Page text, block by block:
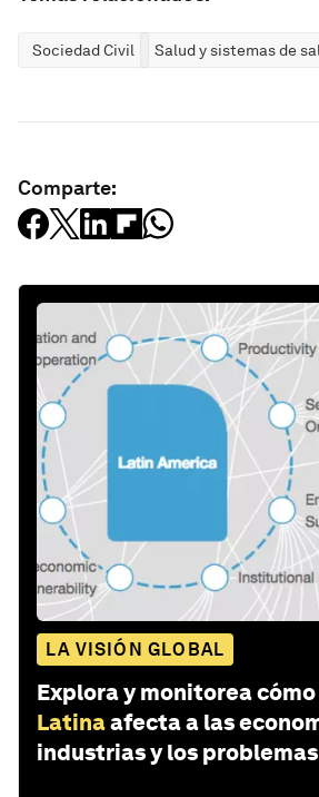
Sociedad Civil Salud y sistemas de
Comparte:
LA VISIÓN GLOBAL
Explora y monitorea cómo
Latinaafecta a las
industrias y los